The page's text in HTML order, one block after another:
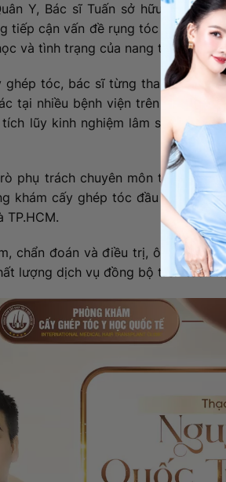
Y, Bác sĩ Tuấn sở hữu nền
tiếp cận vấn đề rụng tóc không chỉ
và tình trạng của nang tóc.
ghép tóc, bác sĩ từng tham gia
tại nhiều bệnh viện trên toàn
lũy kinh nghiệm lâm sàng, đặc
phụ trách chuyên môn tại Phòng
khám cấy ghép tóc đầu tiên tại
TP.HCM.
chẩn đoán và điều trị, ông còn
lượng dịch vụ đồng bộ trên toàn